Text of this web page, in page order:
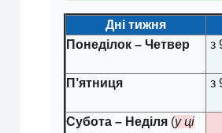
Дні тижня
Понеділок – Четвер
з
П’ятниця
з
Субота – Неділя (у ці